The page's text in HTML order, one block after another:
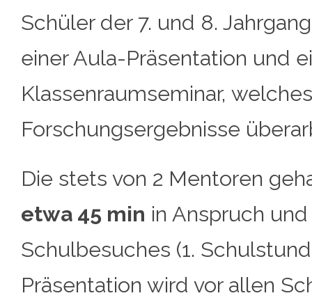
Schüler der 7. und 8.
einer Aula-Präsentation und
Klassenraumseminar,
Forschungsergebnisse
Die stets von 2 Mentoren
etwa 45 min in Anspruch
Schulbesuches (1.
Präsentation wird vor allen